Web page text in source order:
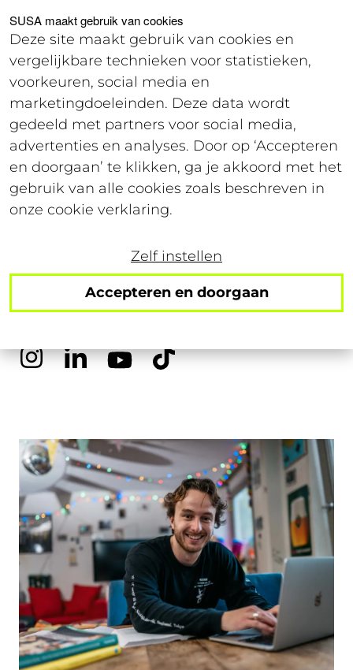
SUSA maakt gebruik van cookies
Deze site maakt gebruik van cookies en
vergelijkbare technieken voor statistieken,
voorkeuren, social media en
marketingdoeleinden. Deze data wordt
gedeeld met partners voor social media,
advertenties en analyses. Door op ‘Accepteren
en doorgaan’ te klikken, ga je akkoord met het
gebruik van alle cookies zoals beschreven in
onze cookie verklaring.
Zelf instellen
Accepteren en doorgaan
Voor studenten Voor werkgevers
Login
Zo scoor jij een 10 voor je
9 april 2020
Leestijd: 4 minuten